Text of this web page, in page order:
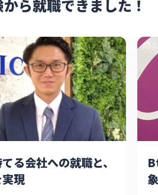
ら就職できました！
る会社への就職と、
現